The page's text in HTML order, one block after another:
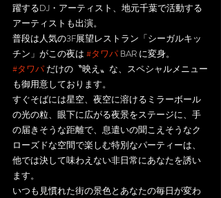
躍するDJ・アーティスト、地元千葉で活動する
アーティストも出演。
普段は人気の3F展望レストラン「シーガルキッ
チン」がこの夜は #タワパ BAR に変身。
#タワパ だけの〝映え〟な、スペシャルメニュー
も御用意しております。
すぐそばには星空、夜空に溶けるミラーボール
の光の粒、眼下に広がる夜景をステージに、手
の届きそうな距離で、息遣いの聞こえそうなク
ローズドな空間で楽しむ特別なパーティーは、
他では決して味わえない非日常にあなたを誘い
ます。
いつも見慣れた街の景色とあなたの毎日が変わ